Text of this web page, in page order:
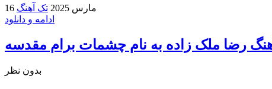
16 مارس 2025
تک آهنگ
ادامه و دانلود
رضا ملک زاده به نام چشمات برام مقدسه
بدون نظر